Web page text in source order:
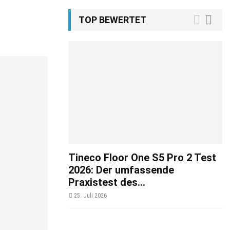
TOP BEWERTET
Tineco Floor One S5 Pro 2 Test
2026: Der umfassende
Praxistest des...
25. Juli 2026